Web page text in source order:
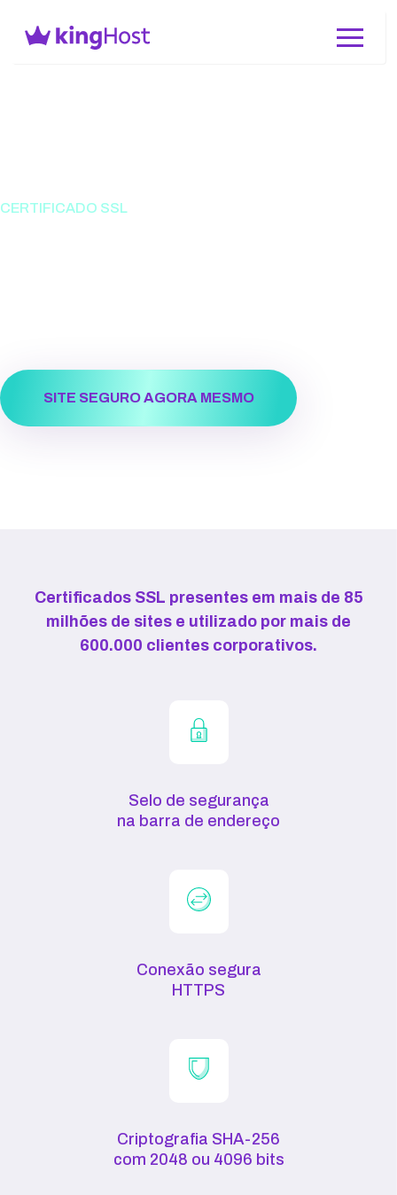
CERTIFICADO SSL
SITE SEGURO AGORA MESMO
Certificados SSL presentes em mais de 85
milhões de sites e utilizado por mais de
600.000 clientes corporativos.
Selo de segurança
na barra de endereço
Conexão segura
HTTPS
Criptografia SHA-256
com 2048 ou 4096 bits